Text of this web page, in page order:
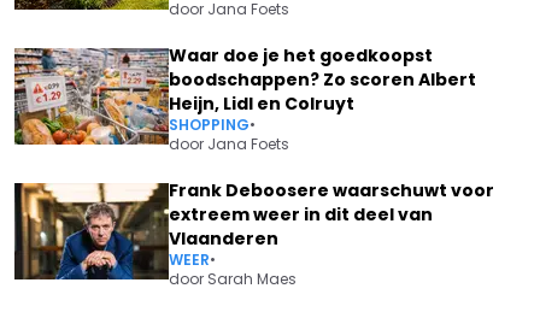
door Jana Foets
Waar doe je het goedkoopst
boodschappen? Zo scoren Albert
Heijn, Lidl en Colruyt
SHOPPING•
door Jana Foets
Frank Deboosere waarschuwt voor
extreem weer in dit deel van
Vlaanderen
WEER•
door Sarah Maes